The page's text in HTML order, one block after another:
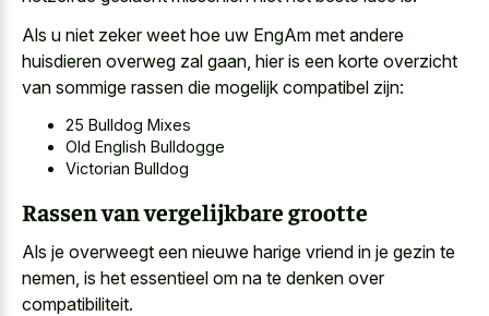
Als u niet zeker weet hoe uw EngAm met andere
huisdieren overweg zal gaan, hier is een korte overzicht
van sommige rassen die mogelijk compatibel zijn:
25 Bulldog Mixes
Old English Bulldogge
Victorian Bulldog
Rassen van vergelijkbare grootte
Als je overweegt een nieuwe harige vriend in je gezin te
nemen, is het essentieel om na te denken over
compatibiliteit.